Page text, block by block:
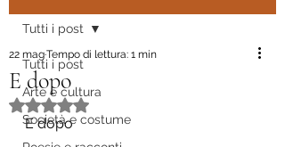
Tutti i post
Arte e cultura
Società e costume
Tutti i post
E dopo
22 magTempo di lettura: 1 min
Valutazione NaN stelle su 5.
E dopo